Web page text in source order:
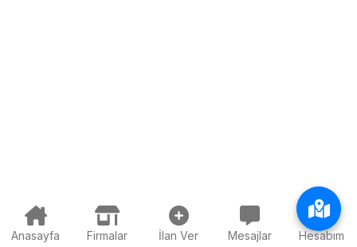
Anasayfa Firmalar İlan Ver Mesajlar Hesabım